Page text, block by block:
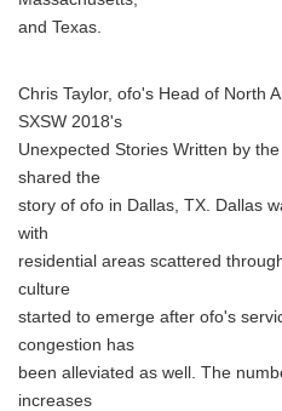
and Texas.
Chris Taylor, ofo's Head of North
SXSW 2018's
Unexpected Stories Written by
shared the
story of ofo in Dallas, TX. Dallas
with
residential areas scattered
culture
started to emerge after ofo's
congestion has
been alleviated as well. The
increases